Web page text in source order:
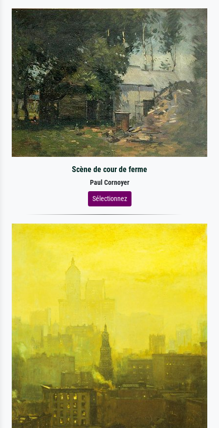
Scène de cour de ferme
Paul Cornoyer
Sélectionnez